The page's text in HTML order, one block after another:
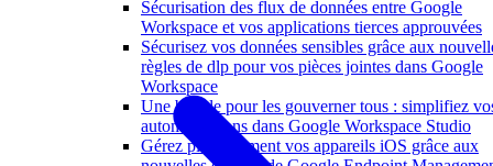
Sécurisation des flux de données entre Google
Workspace et vos applications tierces approuvées
Sécurisez vos données sensibles grâce aux
règles de dlp pour vos pièces jointes dans Google
Workspace
Une boucle pour les gouverner tous : simplifiez
automatisations dans Google Workspace Studio
Gérez plus finement vos appareils iOS grâce aux